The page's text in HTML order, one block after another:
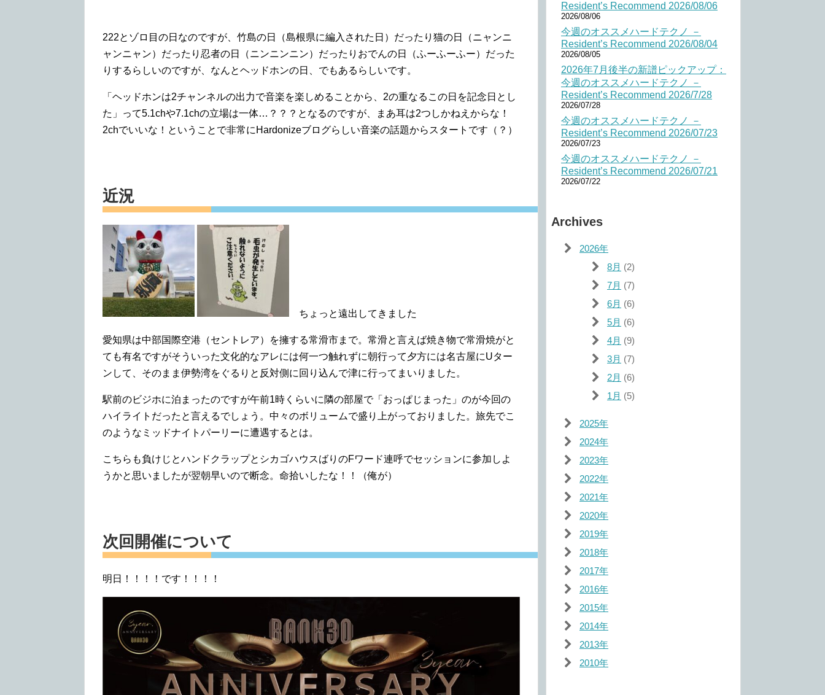
222とゾロ目の日なのですが、竹島の日（島根県に編入された日）だったり猫の日（ニャンニ
ャンニャン）だったり忍者の日（ニンニンニン）だったりおでんの日（ふーふーふー）だった
りするらしいのですが、なんとヘッドホンの日、でもあるらしいです。
「ヘッドホンは2チャンネルの出力で音楽を楽しめることから、2の重なるこの日を記念日とし
た」って5.1chや7.1chの立場は一体…？？？となるのですが、まあ耳は2つしかねえからな！
2chでいいな！ということで非常にHardonizeブログらしい音楽の話題からスタートです（？）
近況
ちょっと遠出してきました
愛知県は中部国際空港（セントレア）を擁する常滑市まで。常滑と言えば焼き物で常滑焼がと
ても有名ですがそういった文化的なアレには何一つ触れずに朝行って夕方には名古屋にUター
ンして、そのまま伊勢湾をぐるりと反対側に回り込んで津に行ってまいりました。
駅前のビジホに泊まったのですが午前1時くらいに隣の部屋で「おっぱじまった」のが今回の
ハイライトだったと言えるでしょう。中々のボリュームで盛り上がっておりました。旅先でこ
のようなミッドナイトパーリーに遭遇するとは。
こちらも負けじとハンドクラップとシカゴハウスばりのFワード連呼でセッションに参加しよ
うかと思いましたが翌朝早いので断念。命拾いしたな！！（俺が）
次回開催について
明日！！！！です！！！！
Resident’s Recommend 2026/08/06
2026/08/06
今週のオススメハードテクノ －
Resident’s Recommend 2026/08/04
2026/08/05
2026年7月後半の新譜ピックアップ：
今週のオススメハードテクノ －
Resident’s Recommend 2026/7/28
2026/07/28
今週のオススメハードテクノ －
Resident’s Recommend 2026/07/23
2026/07/23
今週のオススメハードテクノ －
Resident’s Recommend 2026/07/21
2026/07/22
Archives
2026年
8月 (2)
7月 (7)
6月 (6)
5月 (6)
4月 (9)
3月 (7)
2月 (6)
1月 (5)
2025年
2024年
2023年
2022年
2021年
2020年
2019年
2018年
2017年
2016年
2015年
2014年
2013年
2010年